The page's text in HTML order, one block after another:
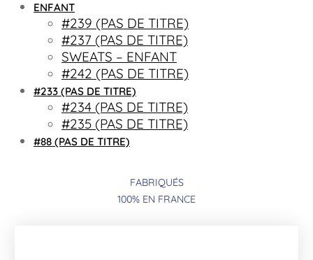
ENFANT
#239 (PAS DE TITRE)
#237 (PAS DE TITRE)
SWEATS – ENFANT
#242 (PAS DE TITRE)
#233 (PAS DE TITRE)
#234 (PAS DE TITRE)
#235 (PAS DE TITRE)
#88 (PAS DE TITRE)
FABRIQUÉS
100% EN FRANCE